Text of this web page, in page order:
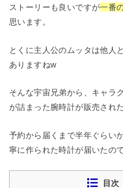
ストーリーも良いですが一番
思います。
とくに主人公のムッタは他人
ありますねw
そんな宇宙兄弟から、キャラ
が詰まった腕時計が販売され
予約から届くまで半年ぐらい
寧に作られた時計が届いたの
目次